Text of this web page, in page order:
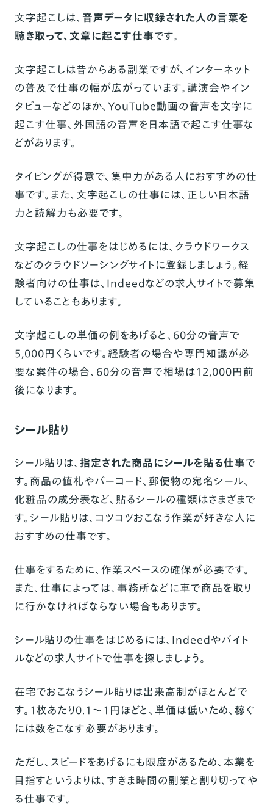
文字起こしは、 音声データに収録された人の言葉を
聴き取って、文章に起こす仕事です。
文字起こしは昔からある副業ですが、インターネット
の普及で仕事の幅が広がっています。講演会やイン
タビューなどのほか、YouTube動画の音声を文字に
起こす仕事、外国語の音声を日本語で起こす仕事な
どがあります。
タイピングが得意で、集中力がある人におすすめの仕
事です。また、文字起こしの仕事には、正しい日本語
力と読解力も必要です。
文字起こしの仕事をはじめるには、クラウドワークス
などのクラウドソーシングサイトに登録しましょう。経
験者向けの仕事は、Indeedなどの求人サイトで募集
していることもあります。
文字起こしの単価の例をあげると、60分の音声で
5,000円くらいです。経験者の場合や専門知識が必
要な案件の場合、60分の音声で相場は12,000円前
後になります。
シール貼り
シール貼りは、 指定された商品にシールを貼る仕事で
す。商品の値札やバーコード、郵便物の宛名シール、
化粧品の成分表など、貼るシールの種類はさまざまで
す。シール貼りは、コツコツおこなう作業が好きな人に
おすすめの仕事です。
仕事をするために、作業スペースの確保が必要です。
また、仕事によっては、事務所などに車で商品を取り
に行かなければならない場合もあります。
シール貼りの仕事をはじめるには、Indeedやバイト
ルなどの求人サイトで仕事を探しましょう。
在宅でおこなうシール貼りは出来高制がほとんどで
す。1枚あたり0.1～1円ほどと、単価は低いため、稼ぐ
には数をこなす必要があります。
ただし、スピードをあげるにも限度があるため、本業を
目指すというよりは、すきま時間の副業と割り切ってや
る仕事です。